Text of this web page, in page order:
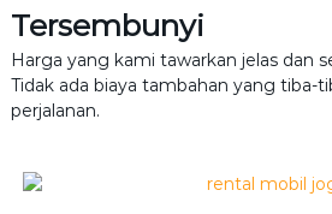
Tersembunyi
Harga yang kami tawarkan jelas dan
Tidak ada biaya tambahan yang tiba-
perjalanan.